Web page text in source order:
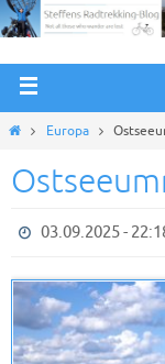
Europa
03.09.2025 -